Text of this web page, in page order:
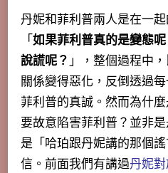
丹妮和菲利普兩人是在一
「如果菲利普真的是變態呢
說謊呢？ 」，整個過程中
關係變得惡化，反倒透過
菲利普的真誠。然而為什
要故意陷害菲利普？並非
是「哈珀跟丹妮講的那個
信。前面我們有講過丹妮